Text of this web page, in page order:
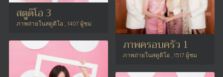
สตูดิโอ 3
ภาพถ่ายในสตูดิโอ , 1407 ผู้ชม
ภาพครอบครัว 1
ภาพถ่ายในสตูดิโอ , 1517 ผู้ชม